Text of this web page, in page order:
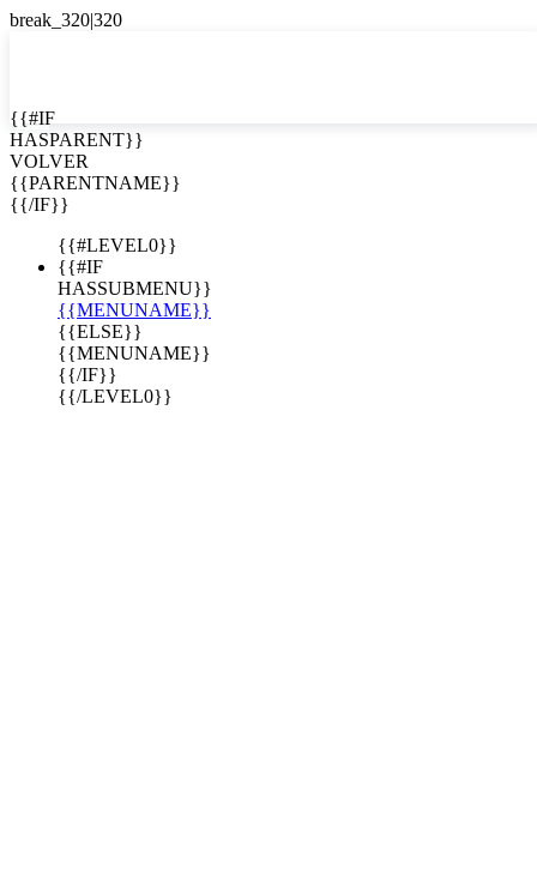

EN
ES
{{#IF
HASPARENT}}
VOLVER
{{PARENTNAME}}
{{/IF}}
{{#LEVEL0}}
{{#IF
HASSUBMENU}}
{{MENUNAME}}
{{ELSE}}
{{MENUNAME}}
{{/IF}}
{{/LEVEL0}}